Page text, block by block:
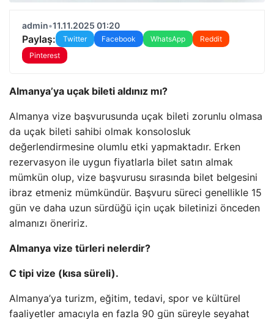
admin•11.11.2025 01:20
Paylaş: Twitter Facebook WhatsApp
Reddit
Pinterest
Almanya’ya uçak bileti aldınız mı?
Almanya vize başvurusunda uçak bileti zorunlu olmasa
da uçak bileti sahibi olmak konsolosluk
değerlendirmesine olumlu etki yapmaktadır. Erken
rezervasyon ile uygun fiyatlarla bilet satın almak
mümkün olup, vize başvurusu sırasında bilet belgesini
ibraz etmeniz mümkündür. Başvuru süreci genellikle 15
gün ve daha uzun sürdüğü için uçak biletinizi önceden
almanızı öneririz.
Almanya vize türleri nelerdir?
C tipi vize (kısa süreli).
Almanya’ya turizm, eğitim, tedavi, spor ve kültürel
faaliyetler amacıyla en fazla 90 gün süreyle seyahat